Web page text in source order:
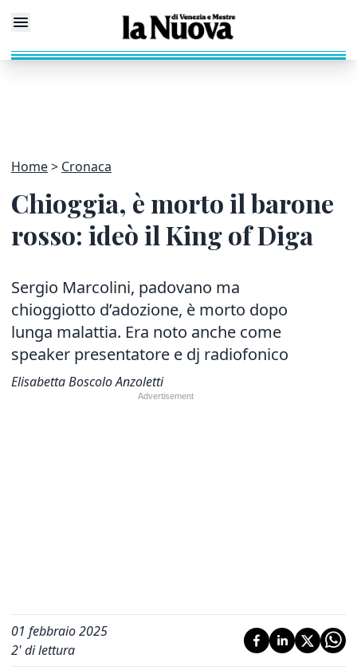
Home Cronaca
Chioggia, è morto il barone
rosso: ideò il King of Diga
Sergio Marcolini, padovano ma
chioggiotto d’adozione, è morto dopo
lunga malattia. Era noto anche come
speaker presentatore e dj radiofonico
Elisabetta Boscolo Anzoletti
01 febbraio 2025
2' di lettura